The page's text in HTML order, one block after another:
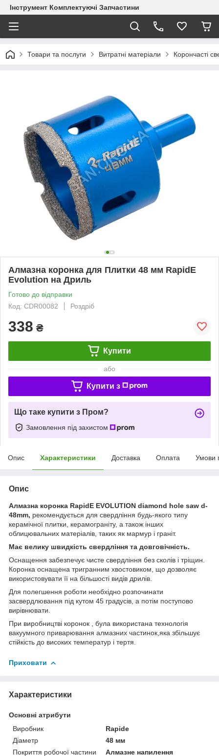
Інструмент Комплектуючі Запчастини
Товари та послуги Витратні матеріали Корончасті
Алмазна коронка для Плитки 48 мм RapidE
Evolution на Дриль
Готово до відправки
Код: CDR00082
Роздріб
338 ₴
Купити
або
Купити з
Що таке купити з Пром?
Замовлення під захистом
Опис Характеристики Доставка Оплата Умови
Опис
Алмазна коронка RapidE EVOLUTION diamond hole saw d-
48mm, рекомендується для свердління будь-якого типу
керамічної плитки, керамограніту, а також інших
облицювальних матеріалів, таких як мармур і граніт.
Має велику швидкість свердління та довговічність.
Оснащення забезпечує чисте свердління без сколів і тріщин.
Коронка оснащена тригранним хвостовиком, що дозволяє
використовувати її на більшості видів дрилів.
Для полегшення роботи необхідно розпочинати
засвердлювання під кутом 45 градусів, а потім поступово
вирівнювати.
При виробництві коронок , була використана технологія
вакуумного приварювання алмазних частинок,яка збільшує
стійкість до високих температур і тертя.
Приховати
Характеристики
Основні атрибути
Виробник
Rapide
Діаметр
48 мм
Покриття робочої частини
Алмазне напилення